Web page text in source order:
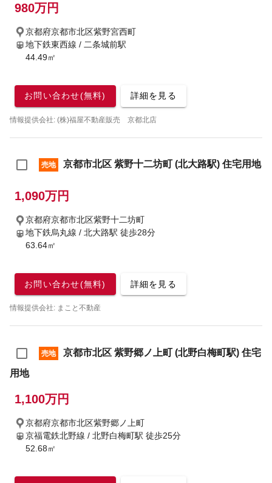
980万円
京都府京都市北区紫野宮西町
地下鉄東西線 / 二条城前駅
44.49㎡
お問い合わせ(無料) 詳細を見る
情報提供会社: (株)福屋不動産販売 京都北店
売地 京都市北区 紫野十二坊町 (北大路駅) 住宅用地
1,090万円
京都府京都市北区紫野十二坊町
地下鉄烏丸線 / 北大路駅 徒歩28分
63.64㎡
お問い合わせ(無料) 詳細を見る
情報提供会社: まこと不動産
売地
京都市北区 紫野郷ノ上町 (北野白梅町駅) 住宅
用地
1,100万円
京都府京都市北区紫野郷ノ上町
京福電鉄北野線 / 北野白梅町駅 徒歩25分
52.68㎡